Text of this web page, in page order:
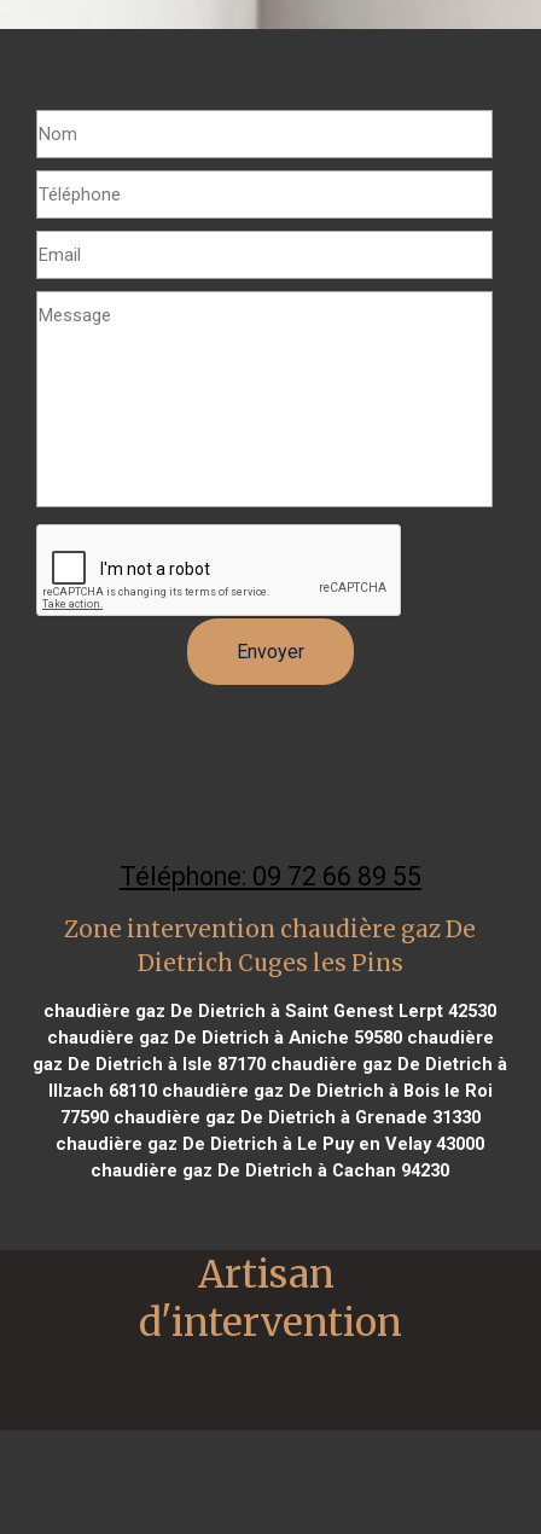
Téléphone: 09 72 66 89 55
Zone intervention chaudière gaz De
Dietrich Cuges les Pins
chaudière gaz De Dietrich à Saint Genest Lerpt 42530
chaudière gaz De Dietrich à Aniche 59580chaudière
gaz De Dietrich à Isle 87170 chaudière gaz De Dietrich à
Illzach 68110chaudière gaz De Dietrich à Bois le Roi
77590chaudière gaz De Dietrich à Grenade 31330
chaudière gaz De Dietrich à Le Puy en Velay 43000
chaudière gaz De Dietrich à Cachan 94230
Artisan
d'intervention